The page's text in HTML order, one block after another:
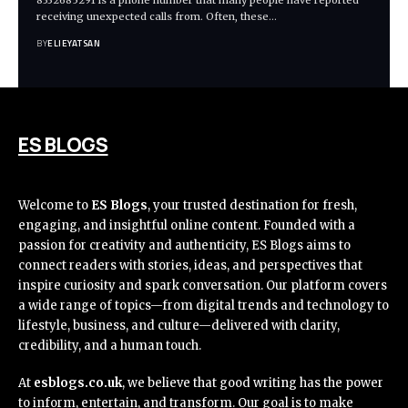
receiving unexpected calls from. Often, these…
BYELIEYATSAN
ES BLOGS
Welcome to ES Blogs, your trusted destination for fresh,
engaging, and insightful online content. Founded with a
passion for creativity and authenticity, ES Blogs aims to
connect readers with stories, ideas, and perspectives that
inspire curiosity and spark conversation. Our platform covers
a wide range of topics—from digital trends and technology to
lifestyle, business, and culture—delivered with clarity,
credibility, and a human touch.
At esblogs.co.uk, we believe that good writing has the power
to inform, entertain, and transform. Our goal is to make